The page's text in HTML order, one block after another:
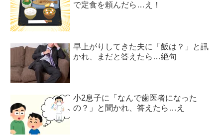
で定食を頼んだら…え！
早上がりしてきた夫に「飯は？」と訊
かれ、まだと答えたら…絶句
小2息子に「なんで歯医者になった
の？」と聞かれ、答えたら…え